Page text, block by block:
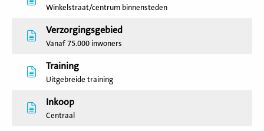
Winkelstraat/centrum binnensteden
Verzorgingsgebied
Vanaf 75.000 inwoners
Training
Uitgebreide training
Inkoop
Centraal